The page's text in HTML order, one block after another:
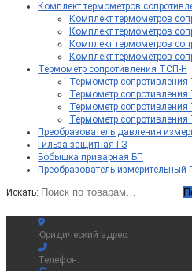
Комплект термометров
Комплект термометров
Комплект термометров
Комплект термометров
Комплект термометров
Термометр сопротивления ТСП-Н
Термометр
Термометр
Термометр
Термометр
Преобразователь давления
Гильза защитная ГЗ
Бобышка приварная БП
Преобразователь измерительный
Искать:
Юридический адрес: 214036,
Телефон: